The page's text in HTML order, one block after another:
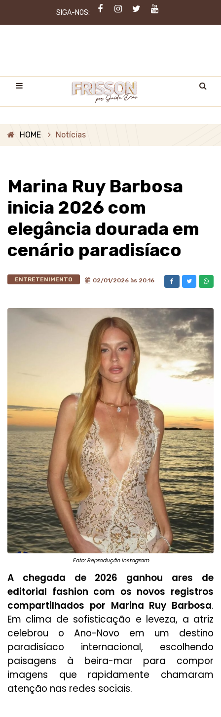
SIGA-NOS:
HOME Notícias
Marina Ruy Barbosa
inicia 2026 com
elegância dourada em
cenário paradisíaco
ENTRETENIMENTO 02/01/2026 às 20:16
Foto: Reprodução Instagram
A chegada de 2026 ganhou ares de
editorial fashion com os novos registros
compartilhados por Marina Ruy Barbosa.
Em clima de sofisticação e leveza, a atriz
celebrou o Ano-Novo em um destino
paradisíaco internacional, escolhendo
paisagens à beira-mar para compor
imagens que rapidamente chamaram
atenção nas redes sociais.